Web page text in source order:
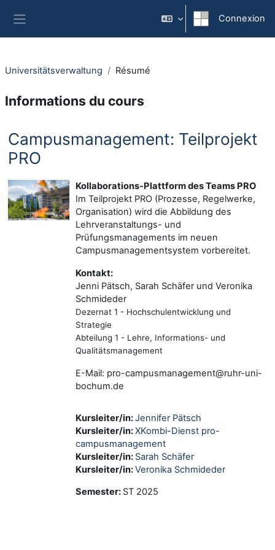
Connexion
Universitätsverwaltung Résumé
Informations du cours
Campusmanagement: Teilprojekt
PRO
Kollaborations-Plattform des Teams PRO
Im Teilprojekt PRO (Prozesse, Regelwerke,
Organisation) wird die Abbildung des
Lehrveranstaltungs- und
Prüfungsmanagements im neuen
Campusmanagementsystem vorbereitet.
Kontakt:
Jenni Pätsch, Sarah Schäfer und Veronika
Schmideder
Dezernat 1 - Hochschulentwicklung und
Strategie
Abteilung 1 - Lehre, Informations- und
Qualitätsmanagement
E-Mail: pro-campusmanagement@ruhr-uni-
bochum.de
Kursleiter/in:Jennifer Pätsch
Kursleiter/in:XKombi-Dienst pro-
campusmanagement
Kursleiter/in: Sarah Schäfer
Kursleiter/in:Veronika Schmideder
Semester: ST 2025